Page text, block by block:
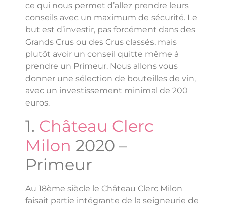
ce qui nous permet d’allez prendre leurs
conseils avec un maximum de sécurité. Le
but est d’investir, pas forcément dans des
Grands Crus ou des Crus classés, mais
plutôt avoir un conseil quitte même à
prendre un Primeur. Nous allons vous
donner une sélection de bouteilles de vin,
avec un investissement minimal de 200
euros.
1. Château Clerc
Milon 2020 –
Primeur
Au 18ème siècle le Château Clerc Milon
faisait partie intégrante de la seigneurie de